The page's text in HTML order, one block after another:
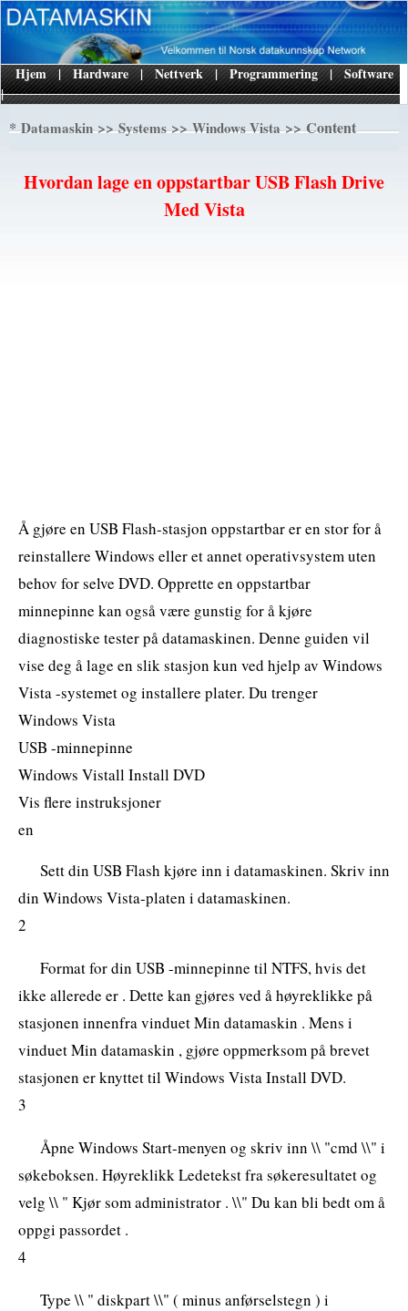
|
Hjem | Hardware | Nettverk | Programmering | Software
*Datamaskin>>Systems>>Windows Vista>> Content
Hvordan lage en oppstartbar USB Flash Drive
Med Vista
Å gjøre en USB Flash-stasjon oppstartbar er en stor for å
reinstallere Windows eller et annet operativsystem uten
behov for selve DVD. Opprette en oppstartbar
minnepinne kan også være gunstig for å kjøre
diagnostiske tester på datamaskinen. Denne guiden vil
vise deg å lage en slik stasjon kun ved hjelp av Windows
Vista -systemet og installere plater. Du trenger
Windows Vista
USB -minnepinne
Windows Vistall Install DVD
Vis flere instruksjoner
en
Sett din USB Flash kjøre inn i datamaskinen. Skriv inn
din Windows Vista-platen i datamaskinen.
2
Format for din USB -minnepinne til NTFS, hvis det
ikke allerede er . Dette kan gjøres ved å høyreklikke på
stasjonen innenfra vinduet Min datamaskin . Mens i
vinduet Min datamaskin , gjøre oppmerksom på brevet
stasjonen er knyttet til Windows Vista Install DVD.
3
Åpne Windows Start-menyen og skriv inn \\ "cmd \\" i
søkeboksen. Høyreklikk Ledetekst fra søkeresultatet og
velg \\ " Kjør som administrator . \\" Du kan bli bedt om å
oppgi passordet .
4
Type \\ " diskpart \\" ( minus anførselstegn ) i